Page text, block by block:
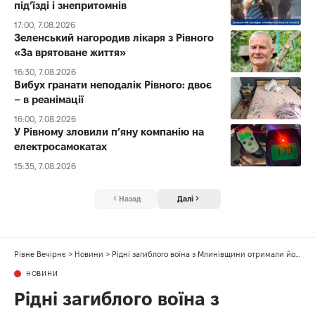
під’їзді і знепритомнів
17:00, 7.08.2026
Зеленський нагородив лікаря з Рівного
«За врятоване життя»
16:30, 7.08.2026
Вибух гранати неподалік Рівного: двоє
– в реанімації
16:00, 7.08.2026
У Рівному зловили п’яну компанію на
електросамокатах
15:35, 7.08.2026
Назад Далі
Рівне Вечірнє > Новини > Рідні загиблого воїна з Млинівщини отримали його посмертну нагороду
НОВИНИ
Рідні загиблого воїна з